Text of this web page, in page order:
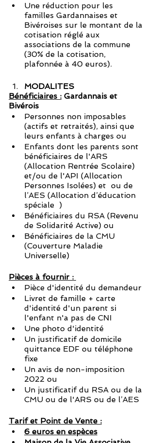
Une réduction pour les
familles Gardannaises et
Bivéroises sur le montant de la
cotisation réglé aux
associations de la commune
(30% de la cotisation,
plafonnée à 40 euros).
MODALITES
Bénéficiaires : Gardannais et
Bivérois
Personnes non imposables
(actifs et retraités), ainsi que
leurs enfants à charges ou
Enfants dont les parents sont
bénéficiaires de l'ARS
(Allocation Rentrée Scolaire)
et/ou de l'API (Allocation
Personnes Isolées) et  ou de
l’AES (Allocation d’éducation
spéciale  )
Bénéficiaires du RSA (Revenu
de Solidarité Active) ou
Bénéficiaires de la CMU
(Couverture Maladie
Universelle)
Pièces à fournir :
Pièce d'identité du demandeur
Livret de famille + carte
d'identité d'un parent si
l'enfant n'a pas de CNI
Une photo d'identité
Un justificatif de domicile
quittance EDF ou téléphone
fixe
Un avis de non-imposition
2022 ou
Un justificatif du RSA ou de la
CMU ou de l'ARS ou de l’AES
Tarif et Point de Vente :
6 euros en espèces